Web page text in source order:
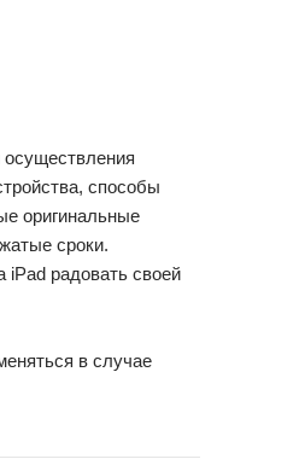
способы
оригинальные
сроки.
iPad радовать своей
в случае